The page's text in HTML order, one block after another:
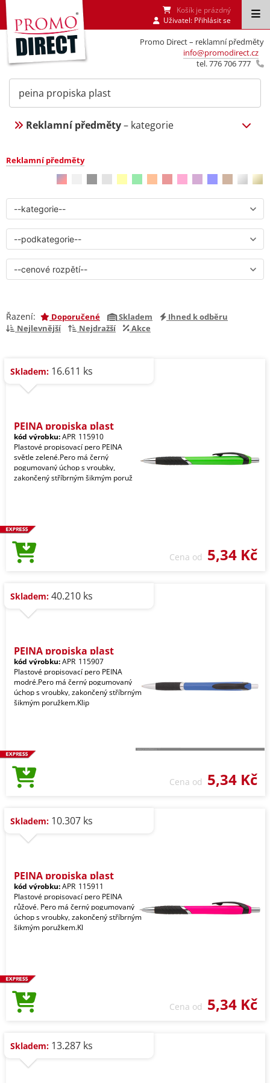
Promo Direct – reklamní předměty
info@promodirect.cz
tel. 776 706 777
Košík je prázdný
Uživatel: Přihlásit se
Reklamní předměty– kategorie
Reklamní předměty
Řazení: Doporučené Skladem
Ihned k odběru
Nejlevnější
Nejdražší Akce
Skladem: 16.611 ks
PEINA propiska plast
kód výrobku:APR_115910
Plastové propisovací pero PEINA
světle zelené.Pero má černý
pogumovaný úchop s vroubky,
zakončený stříbrným šikmým poruž
Cena od 5,34 Kč
Skladem: 40.210 ks
PEINA propiska plast
kód výrobku:APR_115907
Plastové propisovací pero PEINA
modré.Pero má černý pogumovaný
úchop s vroubky, zakončený stříbrným
šikmým poružkem.Klip
Cena od 5,34 Kč
Skladem: 10.307 ks
PEINA propiska plast
kód výrobku:APR_115911
Plastové propisovací pero PEINA
růžové. Pero má černý pogumovaný
úchop s vroubky, zakončený stříbrným
šikmým poružkem.Kl
Cena od 5,34 Kč
Skladem: 13.287 ks